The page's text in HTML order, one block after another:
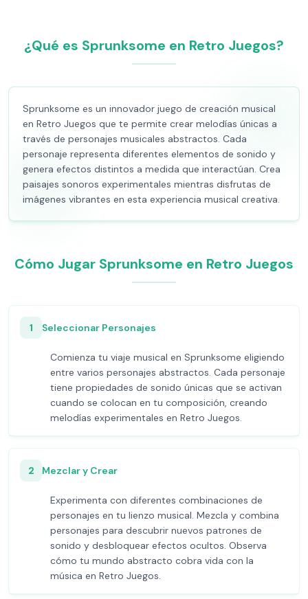
¿Qué es Sprunksome en Retro Juegos?
Sprunksome es un innovador juego de creación musical
en Retro Juegos que te permite crear melodías únicas a
través de personajes musicales abstractos. Cada
personaje representa diferentes elementos de sonido y
genera efectos distintos a medida que interactúan. Crea
paisajes sonoros experimentales mientras disfrutas de
imágenes vibrantes en esta experiencia musical creativa.
Cómo Jugar Sprunksome en Retro Juegos
1 Seleccionar Personajes
Comienza tu viaje musical en Sprunksome eligiendo
entre varios personajes abstractos. Cada personaje
tiene propiedades de sonido únicas que se activan
cuando se colocan en tu composición, creando
melodías experimentales en Retro Juegos.
2 Mezclar y Crear
Experimenta con diferentes combinaciones de
personajes en tu lienzo musical. Mezcla y combina
personajes para descubrir nuevos patrones de
sonido y desbloquear efectos ocultos. Observa
cómo tu mundo abstracto cobra vida con la
música en Retro Juegos.